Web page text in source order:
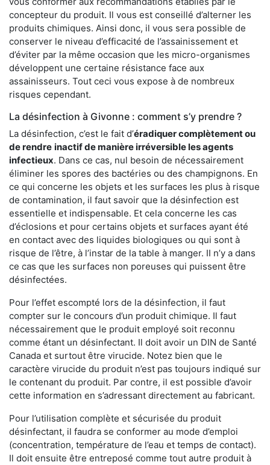
concepteur du produit. Il vous est conseillé d’alterner les
produits chimiques. Ainsi donc, il vous sera possible de
conserver le niveau d’efficacité de l’assainissement et
d’éviter par la même occasion que les micro-organismes
développent une certaine résistance face aux
assainisseurs. Tout ceci vous expose à de nombreux
risques cependant.
La désinfection à Givonne : comment s’y prendre ?
La désinfection, c’est le fait d’éradiquer complètement ou
de rendre inactif de manière irréversible les agents
infectieux. Dans ce cas, nul besoin de nécessairement
éliminer les spores des bactéries ou des champignons. En
ce qui concerne les objets et les surfaces les plus à risque
de contamination, il faut savoir que la désinfection est
essentielle et indispensable. Et cela concerne les cas
d’éclosions et pour certains objets et surfaces ayant été
en contact avec des liquides biologiques ou qui sont à
risque de l’être, à l’instar de la table à manger. II n’y a dans
ce cas que les surfaces non poreuses qui puissent être
désinfectées.
Pour l’effet escompté lors de la désinfection, il faut
compter sur le concours d’un produit chimique. Il faut
nécessairement que le produit employé soit reconnu
comme étant un désinfectant. Il doit avoir un DIN de Santé
Canada et surtout être virucide. Notez bien que le
caractère virucide du produit n’est pas toujours indiqué sur
le contenant du produit. Par contre, il est possible d’avoir
cette information en s’adressant directement au fabricant.
Pour l’utilisation complète et sécurisée du produit
désinfectant, il faudra se conformer au mode d’emploi
(concentration, température de l’eau et temps de contact).
Il doit ensuite être entreposé comme tout autre produit à